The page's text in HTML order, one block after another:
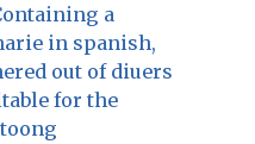
a
in spanish,
out of diuers
for the